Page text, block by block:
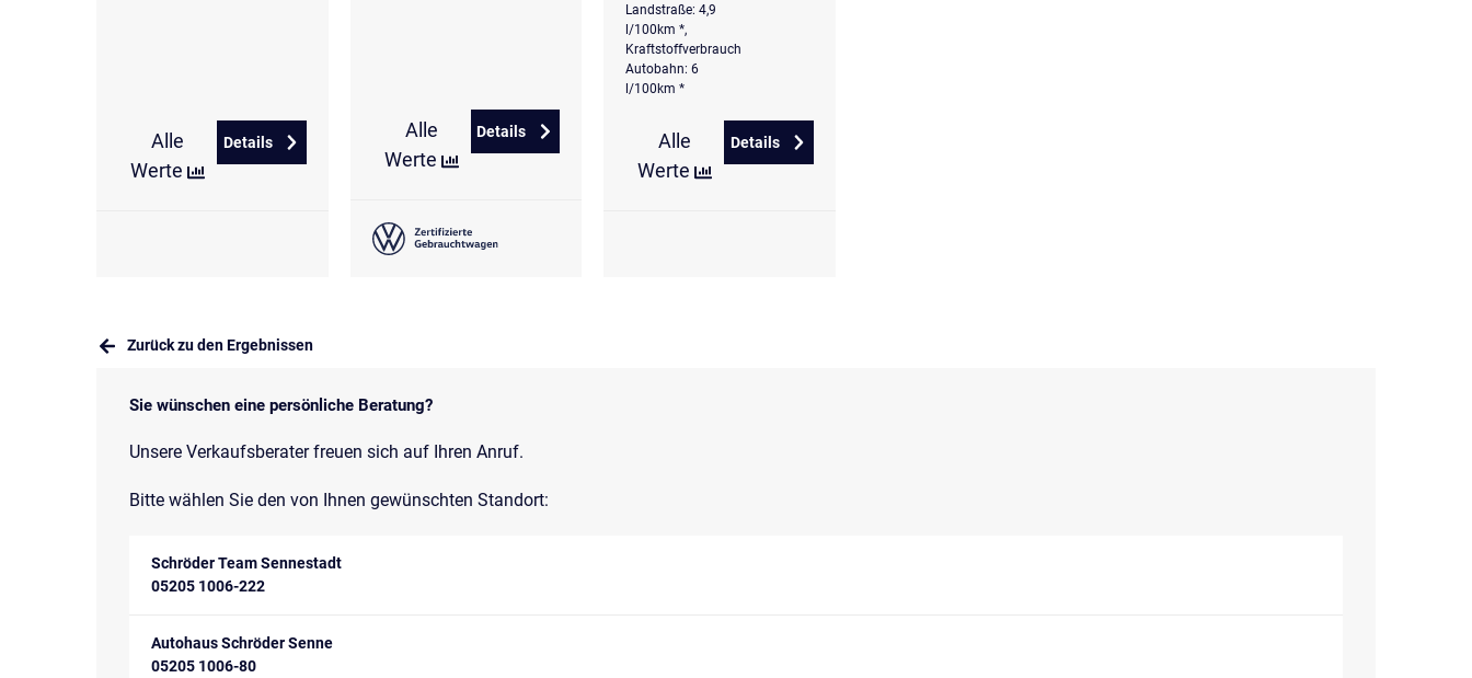
Alle
Werte
Details
zu Volkswagen T-Roc 1.5 eTSI DSG Style
Alle
Werte
Details
zu Volkswagen T-Roc 1.5 TSI DSG Goal
Landstraße: 4,9
l/100km *,
Kraftstoffverbrauch
Autobahn: 6
l/100km *
Alle
Werte
Details
zu Volkswagen T-Roc 1.5 l eTSI DSG R-Line
Zurück zu den Ergebnissen
Sie wünschen eine persönliche Beratung?
Unsere Verkaufsberater freuen sich auf Ihren Anruf.
Bitte wählen Sie den von Ihnen gewünschten Standort:
Schröder Team Sennestadt
05205 1006-222
Autohaus Schröder Senne
05205 1006-80